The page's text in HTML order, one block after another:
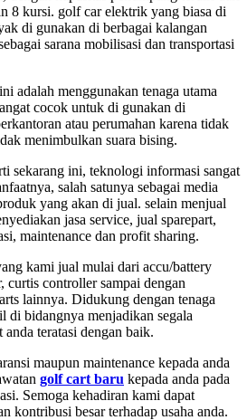
8 kursi. golf car elektrik yang biasa di
di gunakan di berbagai kalangan
sarana mobilisasi dan transportasi
adalah menggunakan tenaga utama
cocok untuk di gunakan di
atau perumahan karena tidak
menimbulkan suara bising.
sekarang ini, teknologi informasi sangat
salah satunya sebagai media
yang akan di jual. selain menjual
jasa service, jual sparepart,
maintenance dan profit sharing.
kami jual mulai dari accu/battery
curtis controller sampai dengan
lainnya. Didukung dengan tenaga
di bidangnya menjadikan segala
teratasi dengan baik.
maupun maintenance kepada anda
golf cart baru kepada anda pada
Semoga kehadiran kami dapat
kontribusi besar terhadap usaha anda.